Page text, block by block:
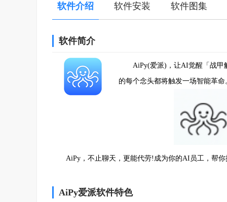
软件介绍 软件安装 软件图集
软件简介
AiPy(爱派)，让AI觉醒「战甲
的每个念头都将触发一场智能革命
AiPy，不止聊天，更能代劳!成为你的AI员工，帮你
AiPy爱派软件特色